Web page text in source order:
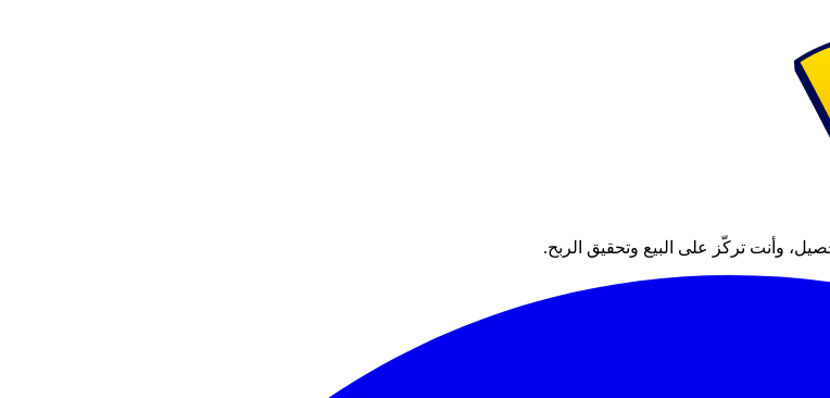
وأنت تركّز على البيع وتحقيق الربح.